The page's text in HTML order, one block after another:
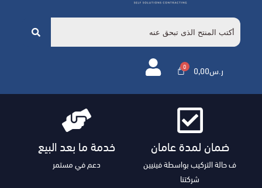
0,00ر.س
ضمان لمدة عامان
ف حالة التركيب بواسطة فينيين
شركتنا
خدمة ما بعد البيع
دعم في مستمر